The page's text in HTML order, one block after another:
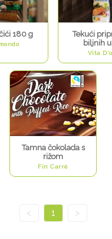
180 g
Tekući
biljnih
Vita
Tamna čokolada s
rižom
Fin Carré
< 1 >